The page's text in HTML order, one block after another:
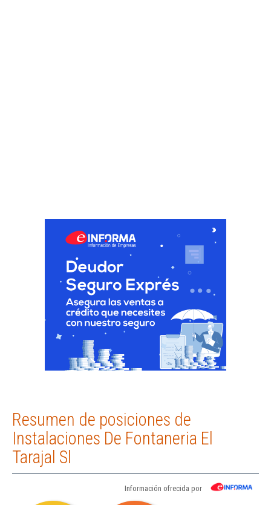
Resumen de posiciones de
Instalaciones De Fontaneria El
Tarajal Sl
Información ofrecida por